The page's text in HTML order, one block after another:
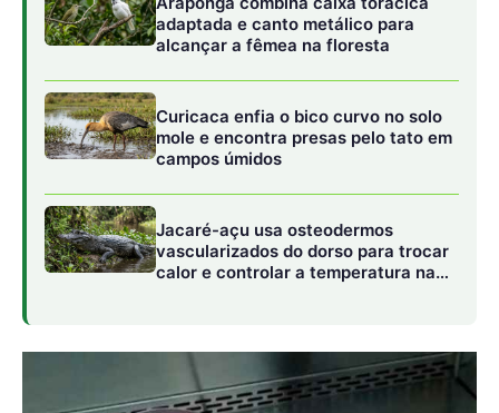
silvestres como animais de estimação. Saguis e outras
espécies, ao conviverem no ambiente doméstico,